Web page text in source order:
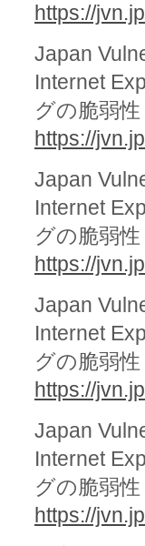
https://
Japan
Internet
グの脆弱性
https://
Japan
Internet
グの脆弱性
https://
Japan
Internet
グの脆弱性
https://
Japan
Internet
グの脆弱性
https://